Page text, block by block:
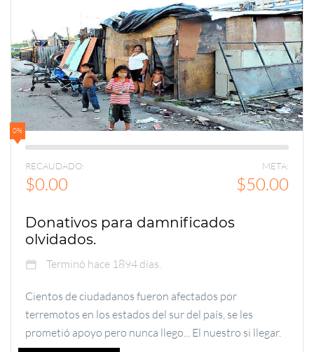
0%
RECAUDADO:
$0.00
META:
$50.00
Donativos para damnificados
olvidados.
Terminó hace 1894 días.
Cientos de ciudadanos fueron afectados por
terremotos en los estados del sur del país, se les
prometió apoyo pero nunca llego... El nuestro si llegar.